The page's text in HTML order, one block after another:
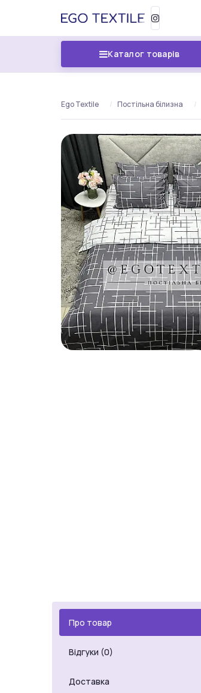
Каталог товарів
Ego Textile Постільна білизна
Про товар
Відгуки (0)
Доставка